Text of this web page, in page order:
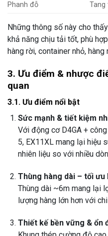
Phanh đỗ
Tang
Những thông số này cho
khả năng chịu tải tốt, phù
hàng rời, container nhỏ,
3. Ưu điểm & nhược
quan
3.1. Ưu điểm nổi bật
Sức mạnh & tiết kiệm
Với động cơ D4GA +
5, EX11XL mang lại hiệu
nhiên liệu so với nhiều
Thùng hàng dài – tối ưu
Thùng dài ~6m mang lại
lượng hàng lớn hơn với
Thiết kế bền vững & ổn